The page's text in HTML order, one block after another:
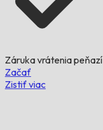
Záruka vrátenia peňazí
Začať
Zistiť viac